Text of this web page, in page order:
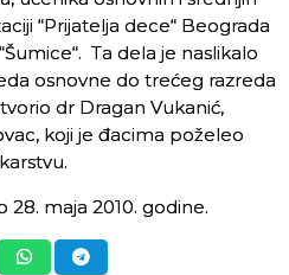
“Prijatelja dece“ Beograda
Ta dela je naslikalo
osnovne do trećeg razreda
dr Dragan Vukanić,
koji je đacima poželeo
maja 2010. godine.